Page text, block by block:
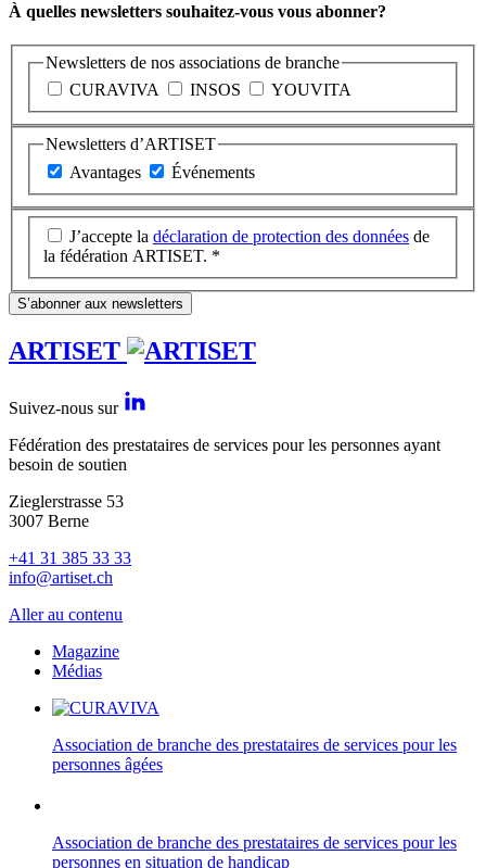
À quelles newsletters souhaitez-vous vous abonner?
Newsletters de nos associations de branche
CURAVIVA
INSOS YOUVITA
Newsletters d’ARTISET
Avantages
Événements
J’accepte la déclaration de protection des données de
la fédération ARTISET. *
S’abonner aux newsletters
ARTISET
Suivez-nous sur
Fédération des prestataires de services pour les personnes ayant
besoin de soutien
Zieglerstrasse 53
3007 Berne
+41 31 385 33 33
info@artiset.ch
Aller au contenu
Magazine
Médias
Association de branche des prestataires de services pour les
personnes âgées
Association de branche des prestataires de services pour les
personnes en situation de handicap